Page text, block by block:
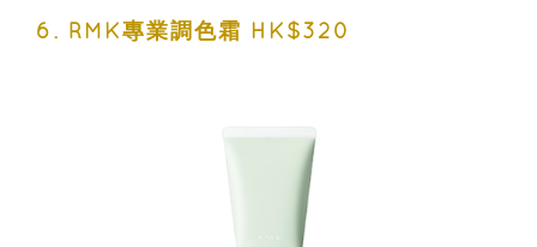
6. RMK專業調色霜 HK$320